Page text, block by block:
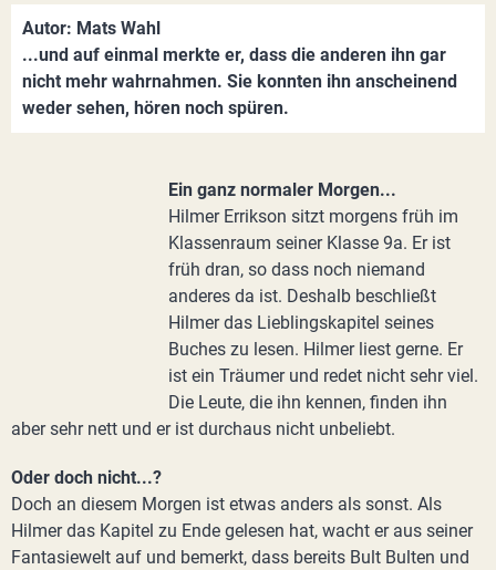
Autor: Mats Wahl
...und auf einmal merkte er, dass die anderen ihn gar
nicht mehr wahrnahmen. Sie konnten ihn anscheinend
weder sehen, hören noch spüren.
Ein ganz normaler Morgen...
Hilmer Errikson sitzt morgens früh im
Klassenraum seiner Klasse 9a. Er ist
früh dran, so dass noch niemand
anderes da ist. Deshalb beschließt
Hilmer das Lieblingskapitel seines
Buches zu lesen. Hilmer liest gerne. Er
ist ein Träumer und redet nicht sehr viel.
Die Leute, die ihn kennen, finden ihn
aber sehr nett und er ist durchaus nicht unbeliebt.
Oder doch nicht...?
Doch an diesem Morgen ist etwas anders als sonst. Als
Hilmer das Kapitel zu Ende gelesen hat, wacht er aus seiner
Fantasiewelt auf und bemerkt, dass bereits Bult Bulten und